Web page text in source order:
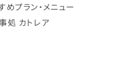
めプラン・メニュー
処 カトレア